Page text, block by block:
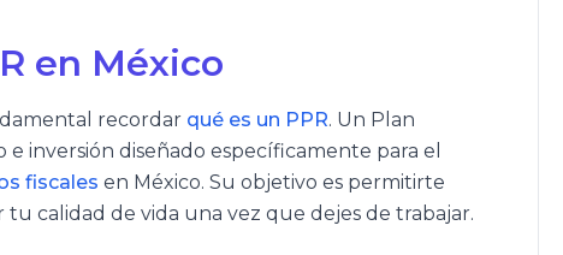
en México
recordar qué es un PPR. Un Plan
inversión diseñado específicamente para el
fiscales en México. Su objetivo es permitirte
calidad de vida una vez que dejes de trabajar.